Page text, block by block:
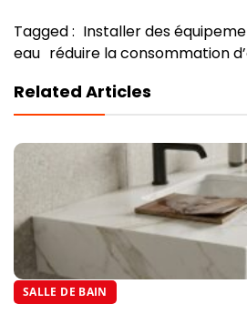
Tagged : Installer des
eau réduire la consommation
Related Articles
SALLE DE BAIN